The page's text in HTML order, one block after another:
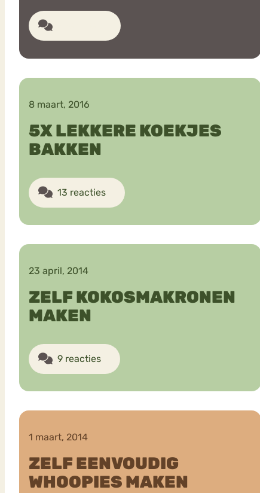
8 maart, 2016
5X LEKKERE KOEKJES
BAKKEN
13 reacties
23 april, 2014
ZELF KOKOSMAKRONEN
MAKEN
9 reacties
1 maart, 2014
ZELF EENVOUDIG
WHOOPIES MAKEN